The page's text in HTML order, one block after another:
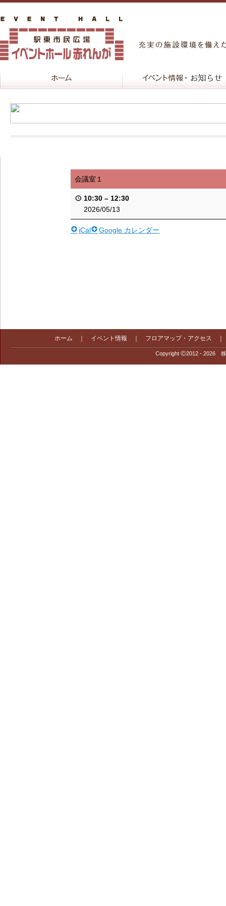
会議室１
10:30 – 12:30
2026/05/13
iCal Google カレンダー
ホーム イベント情報 フロアマップ・アクセス
Copyright Ⓒ2012 - 2026 株